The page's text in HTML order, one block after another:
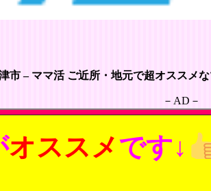
市 – ママ活 ご近所・地元で超オススメ
－AD－
オススメです↓